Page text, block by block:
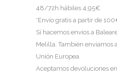
48/72h hábiles 4,95€
*Envío gratis a partir de
Sí hacemos envíos a
Melilla. También enviamos
Unión Europea.
Aceptamos devoluciones